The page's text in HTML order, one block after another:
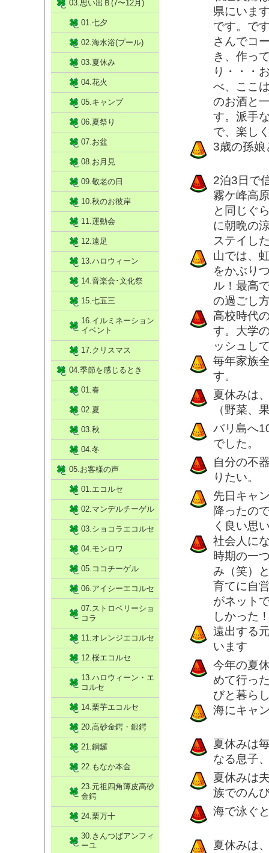
県にいま
です。で
さんでコ
き、作っ
り・・・
べ、ここ
のお酒と
す。派手
で、楽し
3歳の孫娘
2泊3日で
霧ケ峰高
と同じぐ
に朝晩の
ステイし
山では、
をかぶり
ル！最高
の過ごし
高校時代
す。大学
ッシュし
毎年家族
す。
夏休みは
（野菜、
バリ島へ
でした。
自分の不
りたい。
先日キャ
降ったの
く良い思
社会人に
時期の一
み（笑）
育てに自
がネット
しかった
遠出する
います
今年の夏
めて行っ
びと暮ら
海にキャ
夏休みは
なる息子
夏休みは
族でのん
海で泳ぐ
夏休みは
03.思い出Ｂ(7〜12月)
01.七夕
02.海水浴(プール)
03.夏休み
04.花火
05.キャンプ
06.夏祭り
07.お盆
08.お月見
09.敬老の日
10.秋のお彼岸
11.運動会
12.遠足
13.ハロウィーン
14.音楽会･文化祭
15.七五三
16.イルミネーション
イベント
17.クリスマス
04.季節を感じるとき
01.春
02.夏
03.秋
04.冬
05.お客様の声
01.エコルセ
02.マンデルチーゲル
03.ショコラエコルセ
04.モンロワ
05.ココチーゲル
06.アイシーエコルセ
07.ストロベリーショ
コラ
11.オレンジエコルセ
12.桜エコルセ
13.ハロウィーン・エ
コルセ
14.栗芋エコルセ
20.高砂金鍔・銀鍔
21.銅鑼
22.もなか本金
23.元祖四角薄皮高砂
金鍔
24.栗万十
30.きんつばアンフィ
ーユ